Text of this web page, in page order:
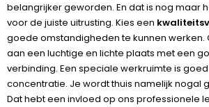
belangrijker geworden. En dat is nog maar
voor de juiste uitrusting. Kies een
goede omstandigheden te kunnen werken.
aan een luchtige en lichte plaats met een
verbinding. Een speciale werkruimte is
concentratie. Je wordt thuis namelijk nogal
Dat hebt een invloed op ons professionele